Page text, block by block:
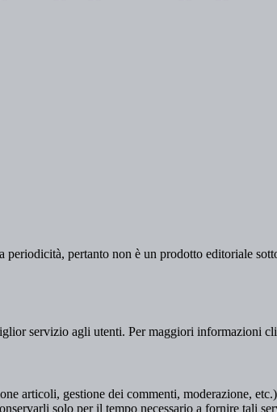
periodicità, pertanto non è un prodotto editoriale
servizio agli utenti. Per maggiori informazioni
articoli, gestione dei commenti, moderazione,
solo per il tempo necessario a fornire tali